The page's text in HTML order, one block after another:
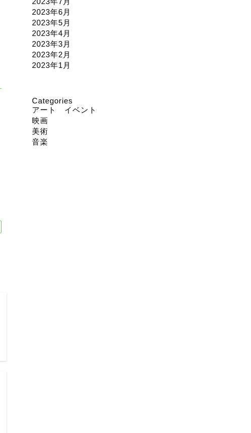
2023年6月
2023年5月
2023年4月
2023年3月
2023年2月
2023年1月
Categories
アート イベント
映画
美術
音楽